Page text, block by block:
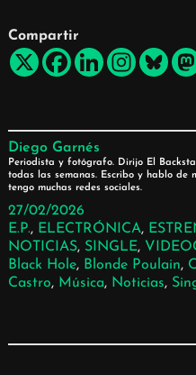
Compartir
Diego Garnés
Periodista y fotógrafo. Dirijo El
todas las semanas. Escribo y hablo de
tengo muchas redes sociales.
27/02/2026
E.P., ELECTRÓNICA,
NOTICIAS, SINGLE,
Black Hole, Blonde Poulain,
Castro, Música, Noticias,